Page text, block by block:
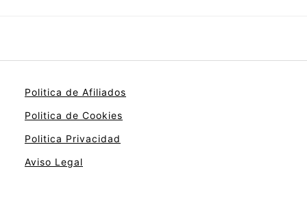
Politica de Afiliados
Politica de Cookies
Politica Privacidad
Aviso Legal